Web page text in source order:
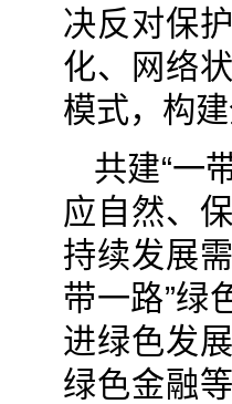
决反对保
化、网络
模式，构
共建“一
应自然、
持续发展
带一路”绿
进绿色发
绿色金融